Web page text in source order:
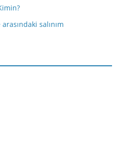
salınım